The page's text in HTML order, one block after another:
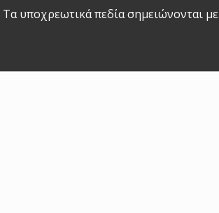
Τα υποχρεωτικά πεδία σημειώνονται με